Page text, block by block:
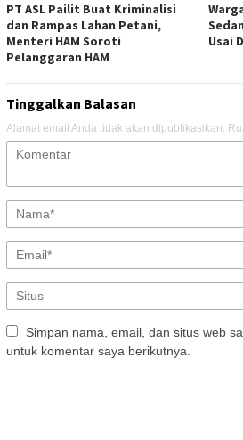
PT ASL Pailit Buat Kriminalisi
dan Rampas Lahan Petani,
Menteri HAM Soroti
Pelanggaran HAM
Usai
Tinggalkan Balasan
Alamat email Anda tidak akan dipublikasikan.
Simpan nama, email, dan situs web
untuk komentar saya berikutnya.